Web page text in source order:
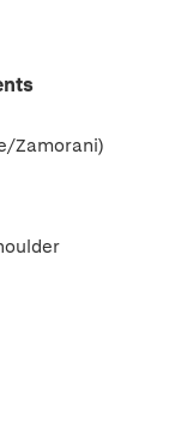
Zamorani)